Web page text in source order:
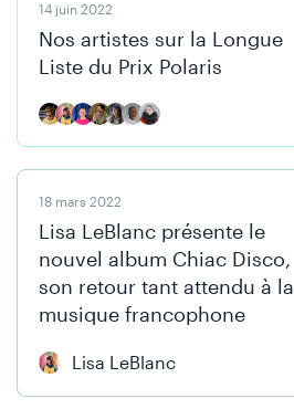
14 juin 2022
Nos artistes sur la Longue
Liste du Prix Polaris
18 mars 2022
Lisa LeBlanc présente le
nouvel album Chiac Disco,
son retour tant attendu à la
musique francophone
Lisa LeBlanc